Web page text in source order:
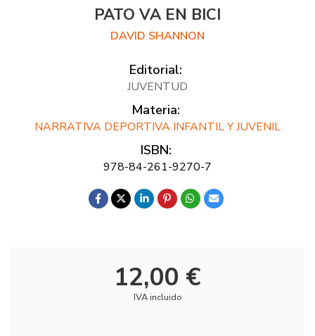
PATO VA EN BICI
DAVID SHANNON
Editorial:
JUVENTUD
Materia:
NARRATIVA DEPORTIVA INFANTIL Y JUVENIL
ISBN:
978-84-261-9270-7
12,00 €
IVA incluido